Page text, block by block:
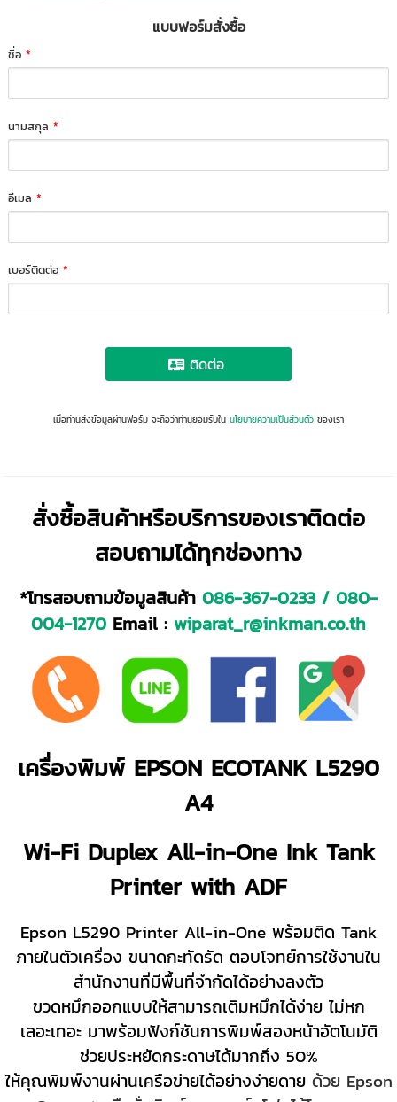
แบบฟอร์มสั่งซื้อ
ชื่อ*
นามสกุล*
อีเมล*
เบอร์ติดต่อ*
ติดต่อ
เมื่อท่านส่งข้อมูลผ่านฟอร์ม จะถือว่าท่านยอมรับใน นโยบายความเป็นส่วนตัว ของเรา
สั่งซื้อสินค้าหรือบริการของเราติดต่อ
สอบถามได้ทุกช่องทาง
*โทรสอบถามข้อมูลสินค้า 086-367-0233/ 080-
004-1270 Email : wiparat_r@inkman.co.th
เครื่องพิมพ์ EPSON ECOTANK L5290
A4
Wi-Fi Duplex All-in-One Ink Tank
Printer with ADF
Epson L5290 Printer All-in-One พร้อมติด Tank
ภายในตัวเครื่อง ขนาดกะทัดรัด ตอบโจทย์การใช้งานใน
สำนักงานที่มีพื้นที่จำกัดได้อย่างลงตัว
ขวดหมึกออกแบบให้สามารถเติมหมึกได้ง่าย ไม่หก
เลอะเทอะ มาพร้อมฟังก์ชันการพิมพ์สองหน้าอัตโนมัติ
ช่วยประหยัดกระดาษได้มากถึง 50%
ให้คุณพิมพ์งานผ่านเครือข่ายได้อย่างง่ายดาย ด้วย Epson